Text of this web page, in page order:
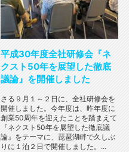
平成30年度全社研修会『ネ
クスト50年を展望した徹底
議論』を開催しました
さる９月１～２日に、全社研修会を
開催しました。今年度は、昨年度に
創業50周年を迎えたことを踏まえて
『ネクスト50年を展望した徹底議
論』をテーマに、琵琶湖畔で久しぶ
りに１泊２日で開催しました。...